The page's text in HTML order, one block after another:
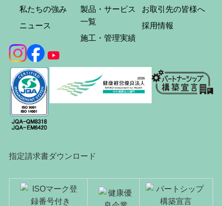
私たちの強み
ニュース
製品・サービス
一覧
施工・管理実績
お取引先の皆様へ
採用情報
指定請求書ダウンロード